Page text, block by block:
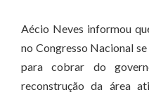
Aécio Neves informou
no Congresso Nacional
para cobrar do
reconstrução da área